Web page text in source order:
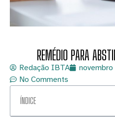
REMÉDIO PARA
Redação IBTA
No Comments
ÍNDICE